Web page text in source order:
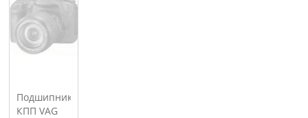
Подшипник
КПП VAG